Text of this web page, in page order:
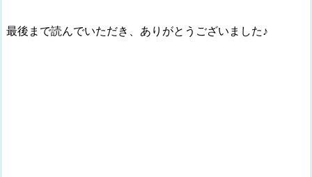
最後まで読んでいただき、ありがとうございました♪